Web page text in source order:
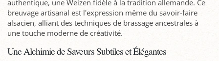
authentique, une Weizen fidèle à la tradition allemande. Ce
breuvage artisanal est l'expression même du savoir-faire
alsacien, alliant des techniques de brassage ancestrales à
une touche moderne de créativité.
Une Alchimie de Saveurs Subtiles et Élégantes